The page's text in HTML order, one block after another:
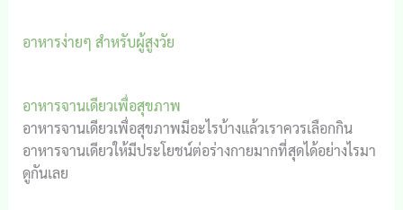
อาหารง่ายๆ สำหรับผู้สูงวัย
อาหารจานเดียวเพื่อสุขภาพ
อาหารจานเดียวเพื่อสุขภาพมีอะไรบ้างแล้วเราควรเลือกกิน
อาหารจานเดียวให้มีประโยชน์ต่อร่างกายมากที่สุดได้อย่างไรมา
ดูกันเลย